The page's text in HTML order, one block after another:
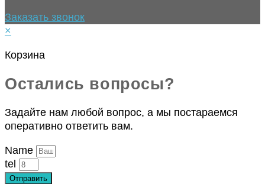
Заказать звонок
×
Корзина
Остались вопросы?
Задайте нам любой вопрос, а мы постараемся
оперативно ответить вам.
Name
tel
Отправить